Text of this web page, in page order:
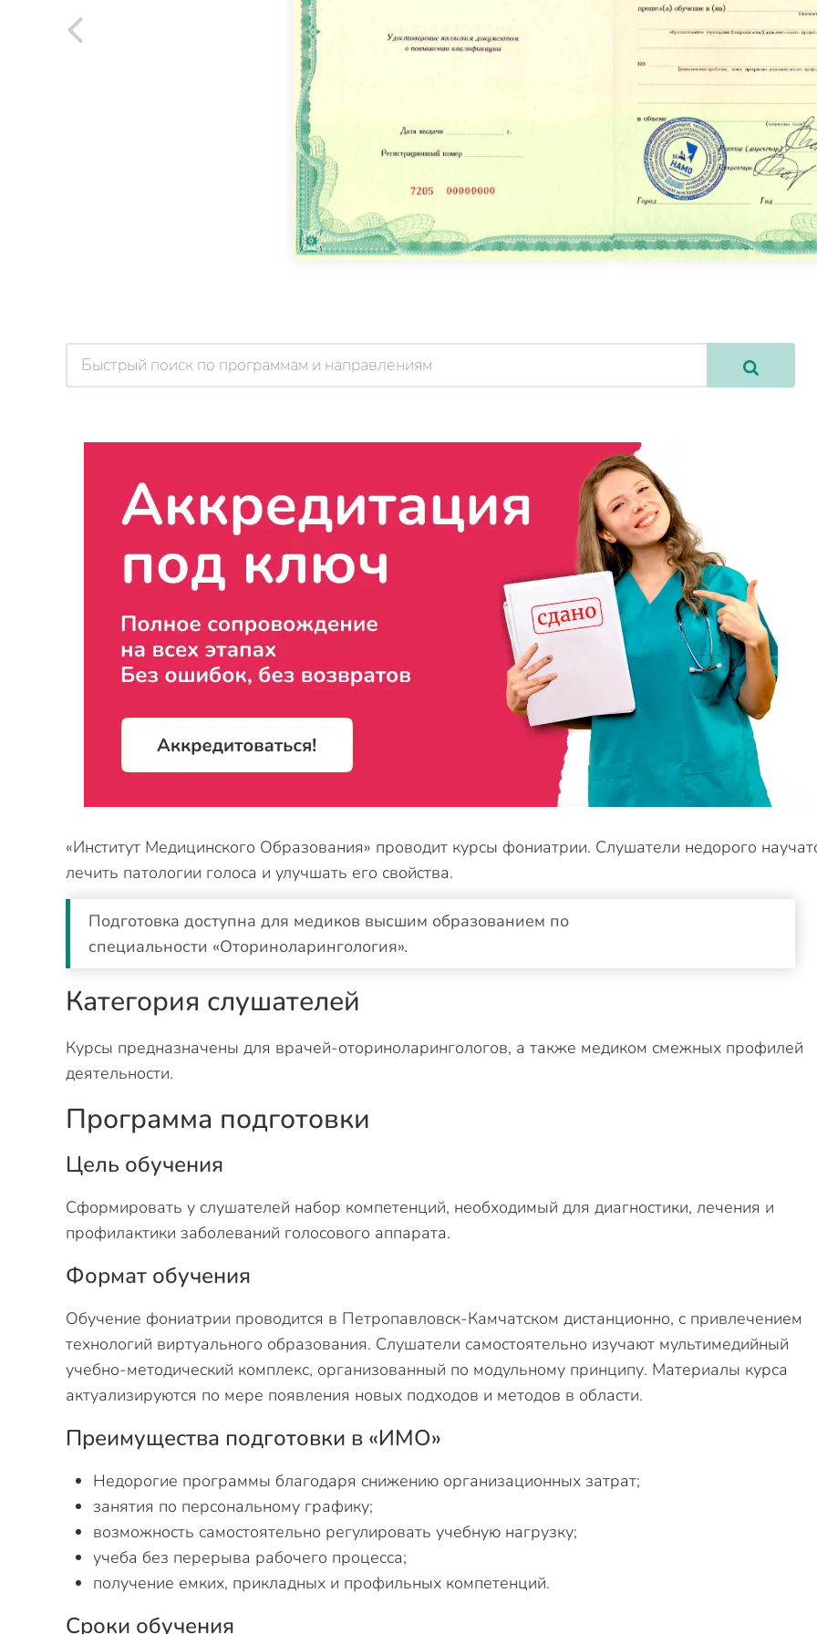
«Институт Медицинского Образования» проводит курсы фониатрии. Слушатели недорого
лечить патологии голоса и улучшать его свойства.
Подготовка доступна для медиков высшим образованием по
специальности «Оториноларингология».
Категория слушателей
Курсы предназначены для врачей-оториноларингологов, а также медиком смежных профилей
деятельности.
Программа подготовки
Цель обучения
Сформировать у слушателей набор компетенций, необходимый для диагностики, лечения и
профилактики заболеваний голосового аппарата.
Формат обучения
Обучение фониатрии проводится в Петропавловск-Камчатском дистанционно, с привлечением
технологий виртуального образования. Слушатели самостоятельно изучают мультимедийный
учебно-методический комплекс, организованный по модульному принципу. Материалы курса
актуализируются по мере появления новых подходов и методов в области.
Преимущества подготовки в «ИМО»
Недорогие программы благодаря снижению организационных затрат;
занятия по персональному графику;
возможность самостоятельно регулировать учебную нагрузку;
учеба без перерыва рабочего процесса;
получение емких, прикладных и профильных компетенций.
Сроки обучения